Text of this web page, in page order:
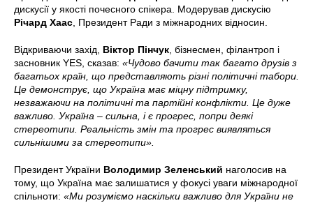
дискусії у якості почесного спікера. Модерував дискусію
Річард Хаас , Президент Ради з міжнародних відносин.
Відкриваючи захід, Віктор Пінчук , бізнесмен, філантроп і
засновник YES, сказав: «Чудово бачити так багато друзів з
багатьох країн, що представляють різні політичні табори.
Це демонструє, що Україна має міцну підтримку,
незважаючи на політичні та партійні конфлікти. Це дуже
важливо. Україна – сильна, і є прогрес, попри деякі
стереотипи. Реальність змін та прогрес виявляться
сильнішими за стереотипи».
Президент України Володимир Зеленський наголосив на
тому, що Україна має залишатися у фокусі уваги міжнародної
спільноти: «Ми розуміємо наскільки важливо для України не